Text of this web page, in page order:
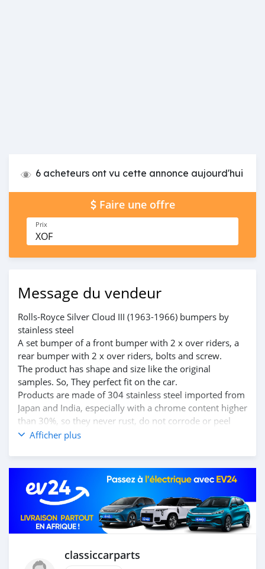
6 acheteurs ont vu cette annonce aujourd'hui
Faire une offre
Prix
XOF
Message du vendeur
Rolls-Royce Silver Cloud III (1963-1966) bumpers by
stainless steel
A set bumper of a front bumper with 2 x over riders, a
rear bumper with 2 x over riders, bolts and screw.
The product has shape and size like the original
samples. So, They perfect fit on the car.
Products are made of 304 stainless steel imported from
Japan and India, especially with a chrome content higher
than 30%, so they never rust, do not corrode or peel
over time.
This is the perfect replacement.
classiccarpartsvn.com/product/rolls-royce-silver-cloud-
iii-1963-1966-bumpers/
If you need all parts for any classic car, Please contact
me.
Email: info@classiccarpartsvn.com
Fanpage: : www.facebook.com/profile.php?
Afficher plus
classiccarparts